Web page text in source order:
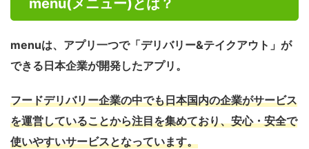
menuは、アプリ一つで「デリバリー&テイクアウト」が
できる日本企業が開発したアプリ。
フードデリバリー企業の中でも日本国内の企業がサービス
を運営していることから注目を集めており、安心・安全で
使いやすいサービスとなっています。